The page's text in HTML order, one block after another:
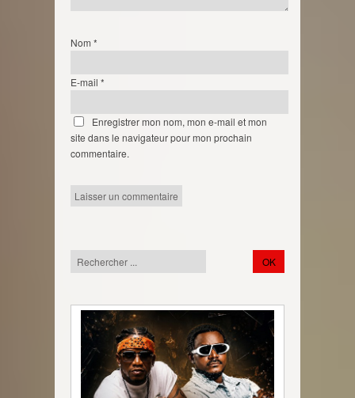
Nom *
E-mail *
Enregistrer mon nom, mon e-mail et mon
site dans le navigateur pour mon prochain
commentaire.